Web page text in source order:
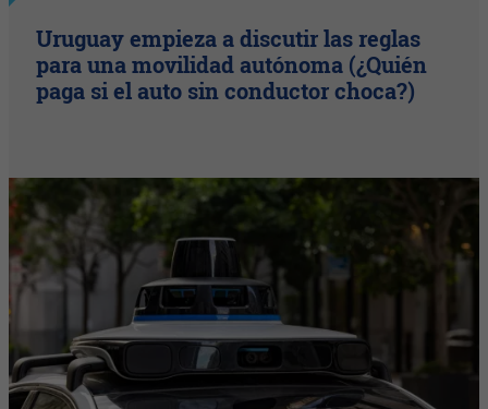
Uruguay empieza a discutir las reglas
para una movilidad autónoma (¿Quién
paga si el auto sin conductor choca?)